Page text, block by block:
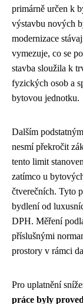
primárně určen k
výstavbu nových
modernizace
vymezuje, co se
stavba sloužila k
fyzických osob a
bytovou jednotku.
Dalším
nesmí překročit
tento limit
zatímco u
čtverečních. Tyto
bydlení od
DPH. Měření
příslušnými
prostory v rámci
Pro uplatnění
práce byly